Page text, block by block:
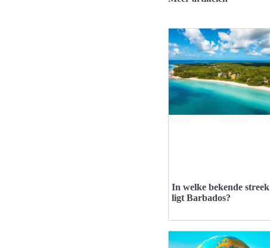
In welke bekende streek
ligt Barbados?